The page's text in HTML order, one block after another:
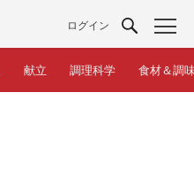
ログイン
献立 調理科学 食材＆調